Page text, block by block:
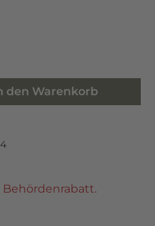
den Warenkorb